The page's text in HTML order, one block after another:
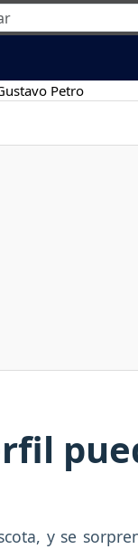
Petro
y se